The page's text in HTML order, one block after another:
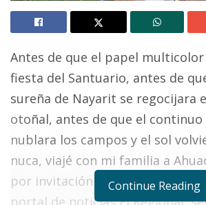
Antes de que el papel
fiesta del Santuario, antes de
sureña de Nayarit se regocijara
otoñal, antes de que el
nublara los campos y el sol
nuca, viajé con mi familia a
por invitación de Omar G.
portal de noticias El Regional,
Continue Reading